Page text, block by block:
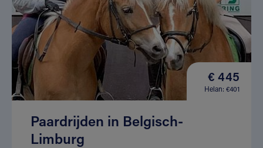
€ 445
Helan: €401
Paardrijden in Belgisch-
Limburg